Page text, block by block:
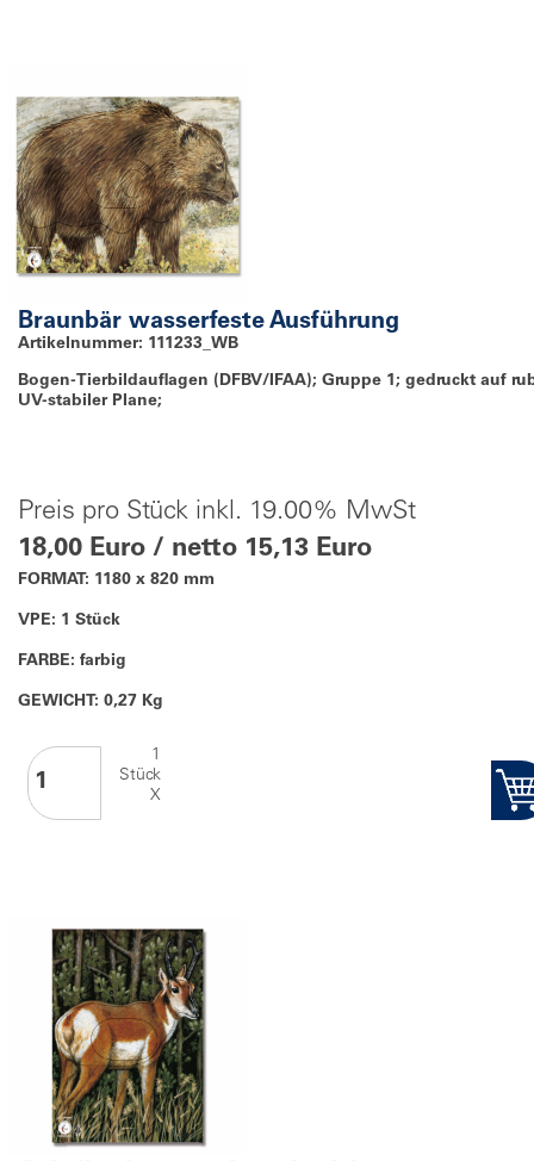
Braunbär wasserfeste Ausführung
Artikelnummer: 111233_WB
Bogen-Tierbildauflagen (DFBV/IFAA); Gruppe 1; gedruckt auf
UV-stabiler Plane;
Preis pro Stück inkl. 19.00% MwSt
18,00 Euro / netto 15,13 Euro
FORMAT: 1180 x 820 mm
VPE: 1 Stück
FARBE: farbig
GEWICHT: 0,27 Kg
1
Stück
X